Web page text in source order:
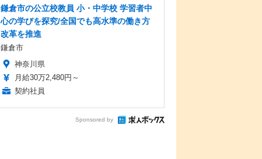
鎌倉市の公立校教員 小・中学校 学習者中
心の学びを探究/全国でも高水準の働き方
改革を推進
鎌倉市
神奈川県
月給30万2,480円～
契約社員
Sponsored by